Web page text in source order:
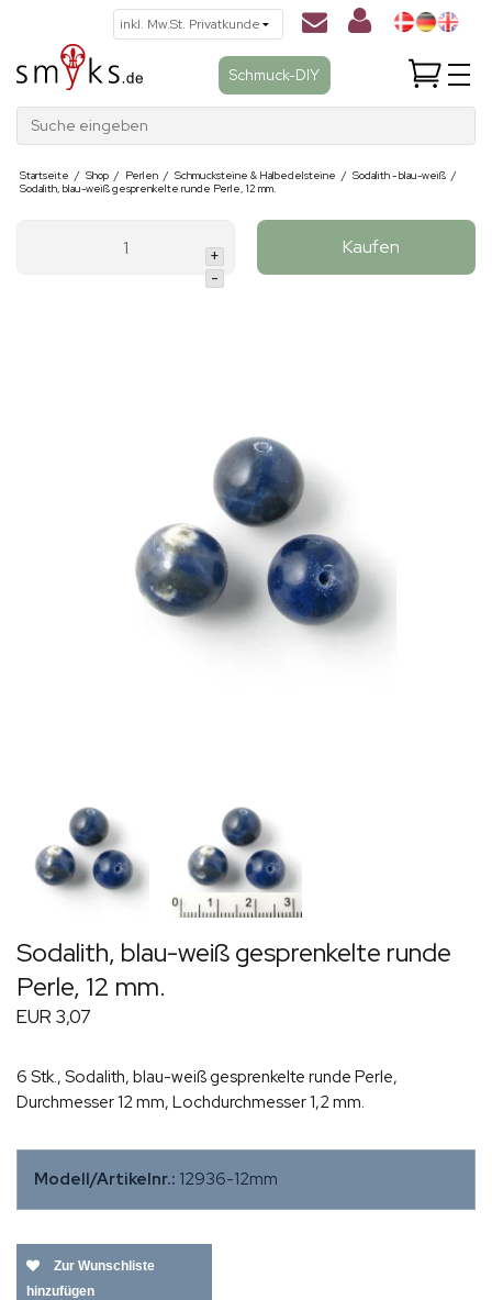
Schmuck-DIY
Suche eingeben
Startseite / Shop / Perlen / Schmucksteine & Halbedelsteine / Sodalith - blau-weiß /
Sodalith, blau-weiß gesprenkelte runde Perle, 12 mm.
+
-
Kaufen
Sodalith, blau-weiß gesprenkelte runde
Perle, 12 mm.
EUR 3,07
6 Stk., Sodalith, blau-weiß gesprenkelte runde Perle,
Durchmesser 12 mm, Lochdurchmesser 1,2 mm.
Modell/Artikelnr.: 12936-12mm
Zur Wunschliste
hinzufügen